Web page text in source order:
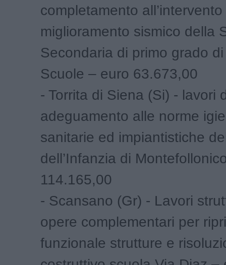
completamento all’intervento
miglioramento sismico della
Secondaria di primo grado
Scuole – euro 63.673,00
- Torrita di Siena (Si) - lavori
adeguamento alle norme
sanitarie ed impiantistiche
dell’Infanzia di
114.165,00
- Scansano (Gr) - Lavori
opere complementari per
funzionale strutture e